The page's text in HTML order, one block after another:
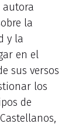
autora
la
y la
en el
sus versos
los
de